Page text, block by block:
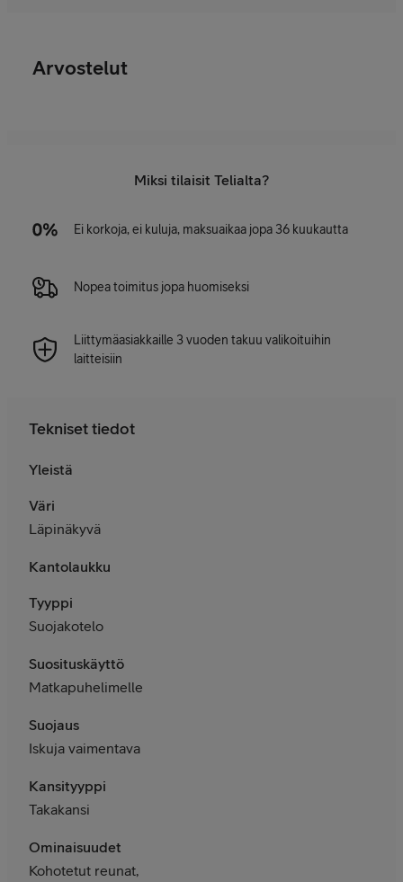
Arvostelut
Miksi tilaisit Telialta?
Ei korkoja, ei kuluja, maksuaikaa jopa 36 kuukautta
Nopea toimitus jopa huomiseksi
Liittymäasiakkaille 3 vuoden takuu valikoituihin
laitteisiin
Tekniset tiedot
Yleistä
Väri
Läpinäkyvä
Kantolaukku
Tyyppi
Suojakotelo
Suosituskäyttö
Matkapuhelimelle
Suojaus
Iskuja vaimentava
Kansityyppi
Takakansi
Ominaisuudet
Kohotetut reunat,